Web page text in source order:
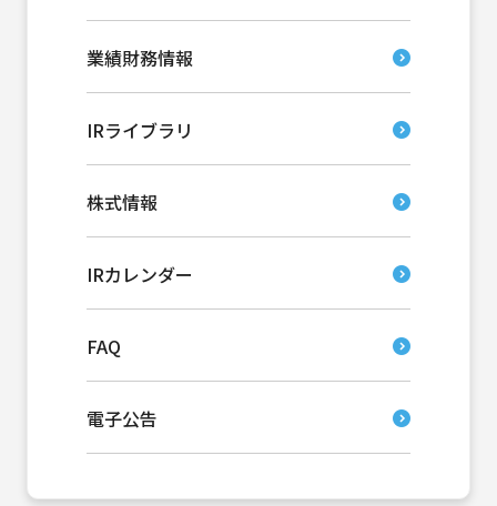
業績財務情報
IRライブラリ
株式情報
IRカレンダー
FAQ
電子公告